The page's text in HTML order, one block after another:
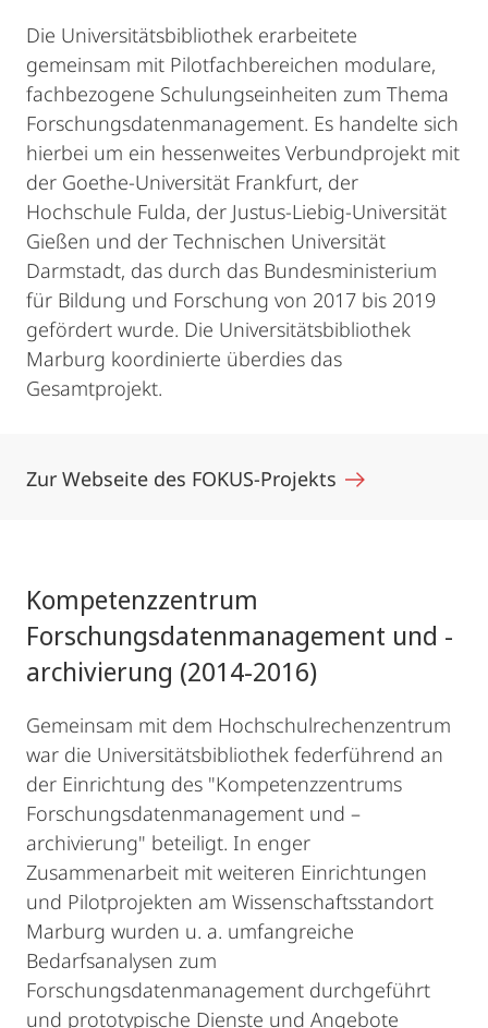
Die Universitätsbibliothek erarbeitete
gemeinsam mit Pilotfachbereichen modulare,
fachbezogene Schulungseinheiten zum Thema
Forschungsdatenmanagement. Es handelte sich
hierbei um ein hessenweites Verbundprojekt mit
der Goethe-Universität Frankfurt, der
Hochschule Fulda, der Justus-Liebig-Universität
Gießen und der Technischen Universität
Darmstadt, das durch das Bundesministerium
für Bildung und Forschung von 2017 bis 2019
gefördert wurde. Die Universitätsbibliothek
Marburg koordinierte überdies das
Gesamtprojekt.
Zur Webseite des FOKUS-Projekts
Kompetenzzentrum
Forschungsdatenmanagement und -
archivierung (2014-2016)
Gemeinsam mit dem Hochschulrechenzentrum
war die Universitätsbibliothek federführend an
der Einrichtung des "Kompetenzzentrums
Forschungsdatenmanagement und –
archivierung" beteiligt. In enger
Zusammenarbeit mit weiteren Einrichtungen
und Pilotprojekten am Wissenschaftsstandort
Marburg wurden u. a. umfangreiche
Bedarfsanalysen zum
Forschungsdatenmanagement durchgeführt
und prototypische Dienste und Angebote